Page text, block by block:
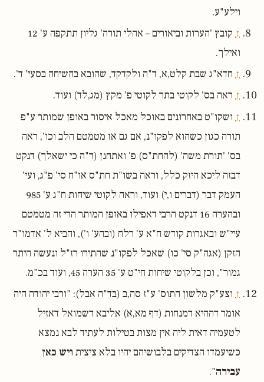
וילע"ע.
↑
קובץ 'הערות וביאורים – אהלי תורה' גליון תתקפה ע' 12
ואילך.
↑ חדא"ג שבת קלט,א, ד"ה ולקדקד, שהובא בהשיחה בסעי' ד'.
↑ ראה בס' לקוטי בתר לקוטי פ' מקץ (מג,לד) ועוד.
↑ ושקו"ט באחרונים באוכל מאכל איסור באופן שמותר ע"פ
תורה כגון כשהוא לפקו"נ, אם גם אז מטמטם הלב וכו', ראה
בס' 'תורת משה' (להחת"ס) פ' ואתחנן (ד"ה כי ישאלך) דנקט
דבזה ליכא היזק כלל, וראה בשו"ת חת"ס או"ח סי' פ"ג, ועי'
העמק דבר (דברים ו,י) ועוד, וראה לקוטי שיחות ח"ג ע' 985
ובהערה 16 דנקט הרבי דאפילו באופן המותר הרי זה מטמטם
עיי"ש ובאגרות קודש ח"א ע' רלח (ובהע' ו'), והביא ל' אדמו"ר
הזקן (אגה"ק סי' כו) שאכל לפקו"נ שהתירו רז"ל ונעשה היתר
גמור", וכן בלקוטי שיחות חי"ט ע' 35 הערה 45, ועוד בכ"מ.
↑ וצע"ק מלשון התוס' ע"ז סה,ב (בד"ה אבל): "ורבי יהודה היה
אומר דההיא דמנחות (דף מא,א) אליבא דשמואל דאזיל
לטעמיה דאית ליה אין מצות בטילות לעתיד לבא נמצא
כשיעמדו הצדיקים בלבושיהם יהיו בלא ציצית ויש כאן
עבירה".